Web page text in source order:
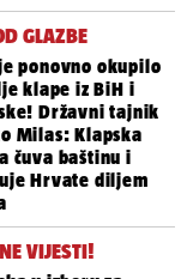
GLAZBE
ponovno okupilo
klape iz BiH i
Državni tajnik
Milas: Klapska
čuva baštinu i
Hrvate diljem
VIJESTI!